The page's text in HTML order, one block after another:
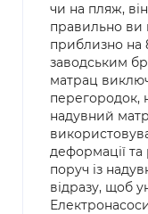
чи на пляж,
правильно ви
приблизно на
заводським
матрац
перегородок,
надувний
деформації
поруч із
відразу, щоб